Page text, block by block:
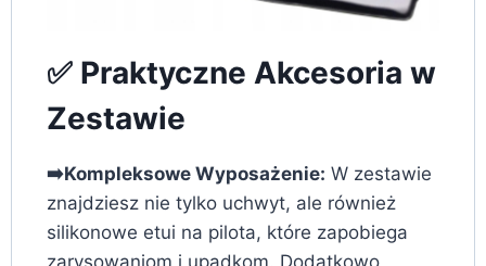
✅ Praktyczne Akcesoria w
Zestawie
➡️Kompleksowe Wyposażenie: W zestawie
znajdziesz nie tylko uchwyt, ale również
silikonowe etui na pilota, które zapobiega
zarysowaniom i upadkom. Dodatkowo,